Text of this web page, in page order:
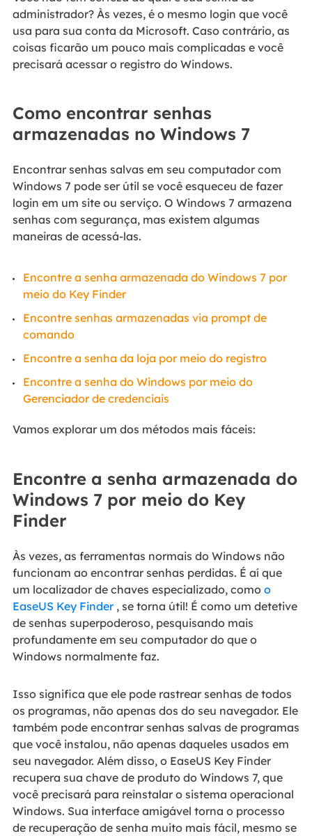
administrador? Às vezes, é o mesmo login que você
usa para sua conta da Microsoft. Caso contrário, as
coisas ficarão um pouco mais complicadas e você
precisará acessar o registro do Windows.
Como encontrar senhas
armazenadas no Windows 7
Encontrar senhas salvas em seu computador com
Windows 7 pode ser útil se você esqueceu de fazer
login em um site ou serviço. O Windows 7 armazena
senhas com segurança, mas existem algumas
maneiras de acessá-las.
Encontre a senha armazenada do Windows 7 por
meio do Key Finder
Encontre senhas armazenadas via prompt de
comando
Encontre a senha da loja por meio do registro
Encontre a senha do Windows por meio do
Gerenciador de credenciais
Vamos explorar um dos métodos mais fáceis:
Encontre a senha armazenada do
Windows 7 por meio do Key
Finder
Às vezes, as ferramentas normais do Windows não
funcionam ao encontrar senhas perdidas. É aí que
um localizador de chaves especializado, como o
EaseUS Key Finder, se torna útil! É como um detetive
de senhas superpoderoso, pesquisando mais
profundamente em seu computador do que o
Windows normalmente faz.
Isso significa que ele pode rastrear senhas de todos
os programas, não apenas dos do seu navegador. Ele
também pode encontrar senhas salvas de programas
que você instalou, não apenas daqueles usados em
seu navegador. Além disso, o EaseUS Key Finder
recupera sua chave de produto do Windows 7, que
você precisará para reinstalar o sistema operacional
Windows. Sua interface amigável torna o processo
de recuperação de senha muito mais fácil, mesmo se